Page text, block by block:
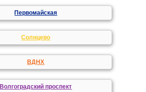
Первомайская
Солнцево
ВДНХ
Волгоградский проспект